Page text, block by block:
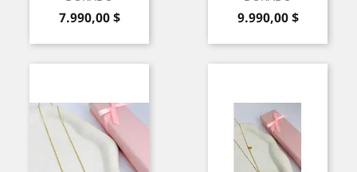
Precio
7.990,00 $ Precio
9.990,00 $